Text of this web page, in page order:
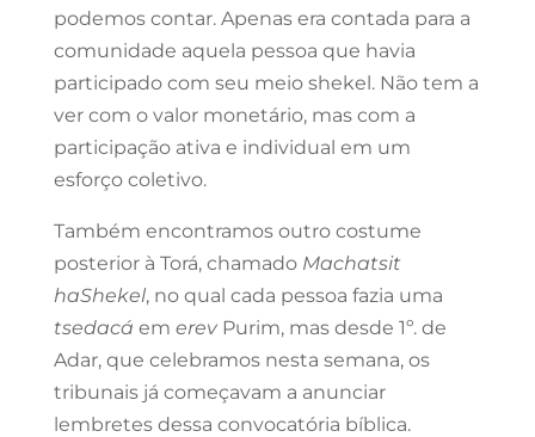
podemos contar. Apenas era contada para a
comunidade aquela pessoa que havia
participado com seu meio shekel. Não tem a
ver com o valor monetário, mas com a
participação ativa e individual em um
esforço coletivo.
Também encontramos outro costume
posterior à Torá, chamado Machatsit
haShekel, no qual cada pessoa fazia uma
tsedacá em erevPurim, mas desde 1º. de
Adar, que celebramos nesta semana, os
tribunais já começavam a anunciar
lembretes dessa convocatória bíblica.